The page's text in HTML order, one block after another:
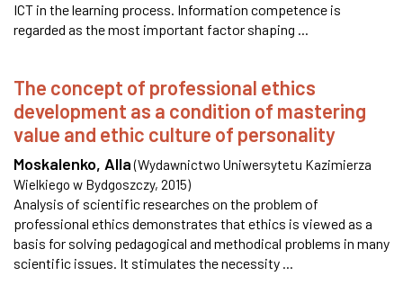
ICT in the learning process. Information competence is
regarded as the most important factor shaping ...
The concept of professional ethics
development as a condition of mastering
value and ethic culture of personality
Moskalenko, Alla (Wydawnictwo Uniwersytetu Kazimierza
Wielkiego w Bydgoszczy, 2015)
Analysis of scientific researches on the problem of
professional ethics demonstrates that ethics is viewed as a
basis for solving pedagogical and methodical problems in many
scientific issues. It stimulates the necessity ...